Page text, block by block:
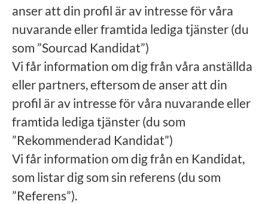
anser att din profil är av intresse för våra
nuvarande eller framtida lediga tjänster (du
som ”Sourcad Kandidat”)
Vi får information om dig från våra anställda
eller partners, eftersom de anser att din
profil är av intresse för våra nuvarande eller
framtida lediga tjänster (du som
”Rekommenderad Kandidat”)
Vi får information om dig från en Kandidat,
som listar dig som sin referens (du som
”Referens”).